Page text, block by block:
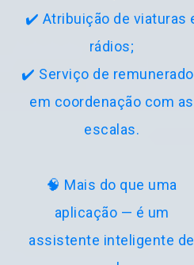
✔️ Atribuição de viaturas
rádios;
✔️ Serviço de
em coordenação com as
escalas.
🧠 Mais do que uma
aplicação — é um
assistente inteligente de